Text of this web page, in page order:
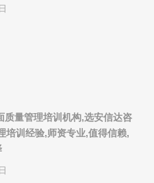
质量管理培训机构,选安信达咨
培训经验,师资专业,值得信赖,